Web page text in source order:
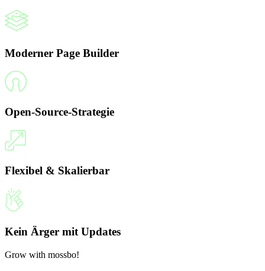
Moderner Page Builder
Open-Source-Strategie
Flexibel & Skalierbar
Kein Ärger mit Updates
Grow with mossbo!